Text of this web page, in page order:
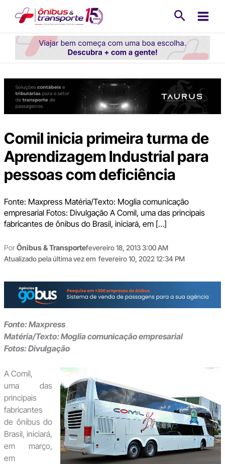
conteúdo
Comil inicia primeira turma de
Aprendizagem Industrial para
pessoas com deficiência
Fonte: Maxpress Matéria/Texto: Moglia comunicação
empresarial Fotos: Divulgação A Comil, uma das principais
fabricantes de ônibus do Brasil, iniciará, em […]
PorÔnibus & Transportefevereiro 18, 2013 3:00 AM
Atualizado pela última vez em fevereiro 10, 2022 12:34 PM
Fonte: Maxpress
Matéria/Texto: Moglia comunicação empresarial
Fotos: Divulgação
A Comil,
uma das
principais
fabricantes
de ônibus do
Brasil, iniciará,
em março,
em